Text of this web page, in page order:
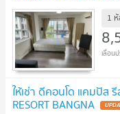
1
ให้เช่า ดีคอนโด แคมปัส
RESORT BANGNA